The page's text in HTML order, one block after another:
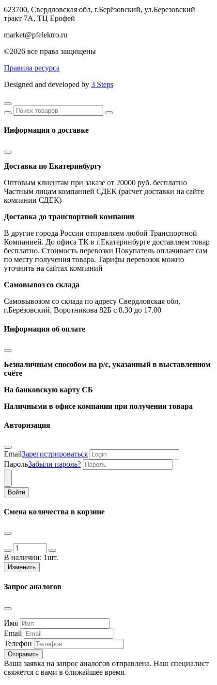
623700, Свердловская обл, г.Берёзовский, ул.Березовский
тракт 7А, ТЦ Ерофей
market@pfelektro.ru
©2026 все права защищены
Правила ресурса
Designed and developed by 3 Steps
Информация о доставке
Доставка по Екатеринбургу
Оптовым клиентам при заказе от 20000 руб. бесплатно
Частным лицам компанией СДЕК (расчет доставки на сайте
компании СДЕК)
Доставка до транспортной компании
В другие города России отправляем любой Транспортной
Компанией. До офиса ТК в г.Екатеринбурге доставляем товар
бесплатно. Стоимость перевозки Покупатель оплачивает сам
по месту получения товара. Тарифы перевозок можно
уточнить на сайтах компаний
Самовывоз со склада
Самовывозом со склада по адресу Свердловская обл,
г.Берёзовский, Воротникова 82Б с 8.30 до 17.00
Информация об оплате
Безналичным способом на р/с, указанный в выставленном
счёте
На банковскую карту СБ
Наличными в офисе компании при получении товара
Авторизация
EmailЗарегистрироваться
ПарольЗабыли пароль?
Войти
Смена количества в корзине
В наличии: 1шт.
Изменить
Запрос аналогов
Имя
Email
Телефон
Отправить
Ваша заявка на запрос аналогов отправлена. Наш специалист
свяжется с вами в ближайшее время.